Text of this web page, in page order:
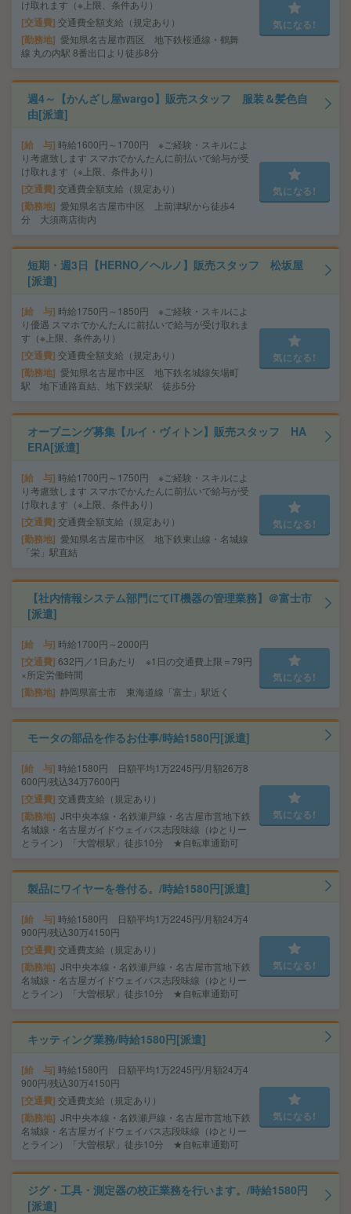
け取れます（※上限、条件あり）
交通費 交通費全額支給（規定あり）
勤務地 愛知県名古屋市西区 地下鉄桜通線・鶴舞
線 丸の内駅 8番出口より徒歩8分
気になる!
週4～【かんざし屋wargo】販売スタッフ 服装＆髪色自
由[派遣]
給 与 時給1600円～1700円 ※ご経験・スキルによ
り考慮致します スマホでかんたんに前払いで給与が受
け取れます（※上限、条件あり）
交通費 交通費全額支給（規定あり）
勤務地 愛知県名古屋市中区 上前津駅から徒歩4
分 大須商店街内
気になる!
短期・週3日【HERNO／ヘルノ】販売スタッフ 松坂屋
[派遣]
給 与 時給1750円～1850円 ※ご経験・スキルによ
り優遇 スマホでかんたんに前払いで給与が受け取れま
す（※上限、条件あり）
交通費 交通費全額支給（規定あり）
勤務地 愛知県名古屋市中区 地下鉄名城線矢場町
駅 地下通路直結、地下鉄栄駅 徒歩5分
気になる!
オープニング募集【ルイ・ヴィトン】販売スタッフ HA
ERA[派遣]
給 与 時給1700円～1750円 ※ご経験・スキルによ
り考慮致します スマホでかんたんに前払いで給与が受
け取れます（※上限、条件あり）
交通費 交通費全額支給（規定あり）
勤務地 愛知県名古屋市中区 地下鉄東山線・名城線
「栄」駅直結
気になる!
【社内情報システム部門にてIT機器の管理業務】＠富士市
[派遣]
給 与 時給1700円～2000円
交通費 632円／1日あたり ※1日の交通費上限＝79円
×所定労働時間
勤務地 静岡県富士市 東海道線「富士」駅近く
気になる!
モータの部品を作るお仕事/時給1580円[派遣]
給 与 時給1580円 日額平均1万2245円/月額26万8
600円/残込34万7600円
交通費 交通費支給（規定あり）
勤務地 JR中央本線・名鉄瀬戸線・名古屋市営地下鉄
名城線・名古屋ガイドウェイバス志段味線（ゆとりー
とライン）「大曽根駅」徒歩10分 ★自転車通勤可
気になる!
製品にワイヤーを巻付る。/時給1580円[派遣]
給 与 時給1580円 日額平均1万2245円/月額24万4
900円/残込30万4150円
交通費 交通費支給（規定あり）
勤務地 JR中央本線・名鉄瀬戸線・名古屋市営地下鉄
名城線・名古屋ガイドウェイバス志段味線（ゆとりー
とライン）「大曽根駅」徒歩10分 ★自転車通勤可
気になる!
キッティング業務/時給1580円[派遣]
給 与 時給1580円 日額平均1万2245円/月額24万4
900円/残込30万4150円
交通費 交通費支給（規定あり）
勤務地 JR中央本線・名鉄瀬戸線・名古屋市営地下鉄
名城線・名古屋ガイドウェイバス志段味線（ゆとりー
とライン）「大曽根駅」徒歩10分 ★自転車通勤可
気になる!
ジグ・工具・測定器の校正業務を行います。/時給1580円
[派遣]